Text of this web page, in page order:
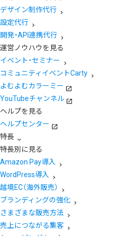
デザイン制作代行
設定代行
開発・API連携代行
運営ノウハウを見る
イベント・セミナー
コミュニティイベントCarty
よむよむカラーミー
YouTubeチャンネル
ヘルプを見る
ヘルプセンター
特長
特長別に見る
Amazon Pay導入
WordPress導入
越境EC（海外販売）
ブランディングの強化
さまざまな販売方法
売上につながる集客